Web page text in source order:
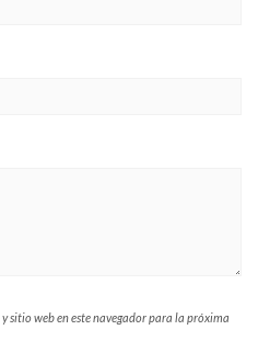
sitio web en este navegador para la próxima